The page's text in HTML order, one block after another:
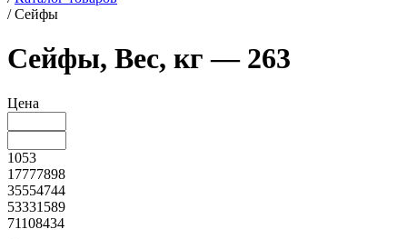
/ Сейфы
Сейфы, Вес, кг — 263
Цена
1053
17777898
35554744
53331589
71108434